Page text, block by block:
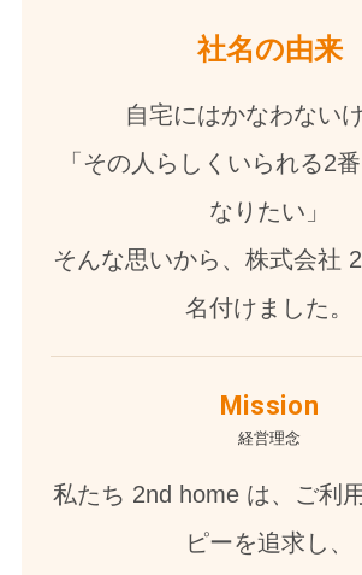
社名の由来
自宅にはかなわないけ
「その人らしくいられる2
なりたい」
そんな思いから、株式会社
名付けました。
Mission
経営理念
私たち 2nd home は、ご利
ピーを追求し、